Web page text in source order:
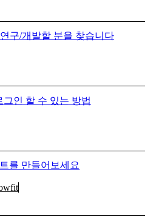
구/개발할 분을 찾습니다
인 할 수 있는 방법
를 만들어보세요